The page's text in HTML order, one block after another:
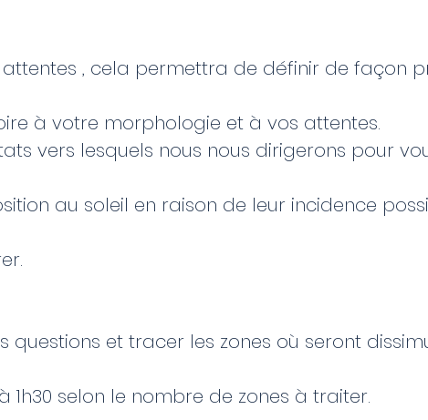
, cela permettra de définir de façon
à votre morphologie et à vos attentes.
vers lesquels nous nous dirigerons pour
au soleil en raison de leur incidence
et tracer les zones où seront
selon le nombre de zones à traiter.